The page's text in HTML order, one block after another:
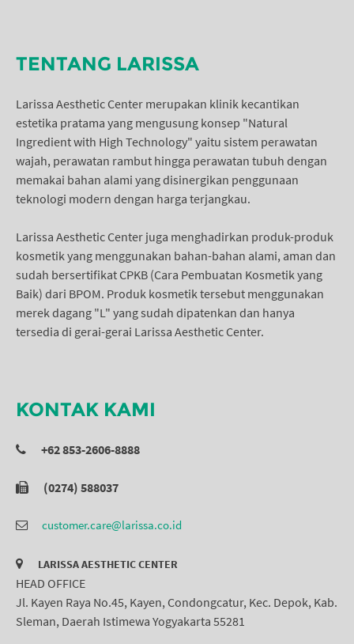
TENTANG LARISSA
Larissa Aesthetic Center merupakan klinik kecantikan
estetika pratama yang mengusung konsep "Natural
Ingredient with High Technology" yaitu sistem perawatan
wajah, perawatan rambut hingga perawatan tubuh dengan
memakai bahan alami yang disinergikan penggunaan
teknologi modern dengan harga terjangkau.
Larissa Aesthetic Center juga menghadirkan produk-produk
kosmetik yang menggunakan bahan-bahan alami, aman dan
sudah bersertifikat CPKB (Cara Pembuatan Kosmetik yang
Baik) dari BPOM. Produk kosmetik tersebut menggunakan
merek dagang "L" yang sudah dipatenkan dan hanya
tersedia di gerai-gerai Larissa Aesthetic Center.
KONTAK KAMI
+62 853-2606-8888
(0274) 588037
customer.care@larissa.co.id
LARISSA AESTHETIC CENTER
HEAD OFFICE
Jl. Kayen Raya No.45, Kayen, Condongcatur, Kec. Depok, Kab.
Sleman, Daerah Istimewa Yogyakarta 55281